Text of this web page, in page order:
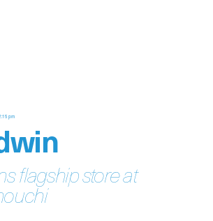
pm
flagship store at